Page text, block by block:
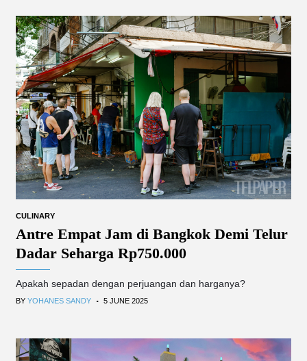
CULINARY
Antre Empat Jam di Bangkok Demi Telur
Dadar Seharga Rp750.000
Apakah sepadan dengan perjuangan dan harganya?
BY YOHANES SANDY . 5 JUNE 2025